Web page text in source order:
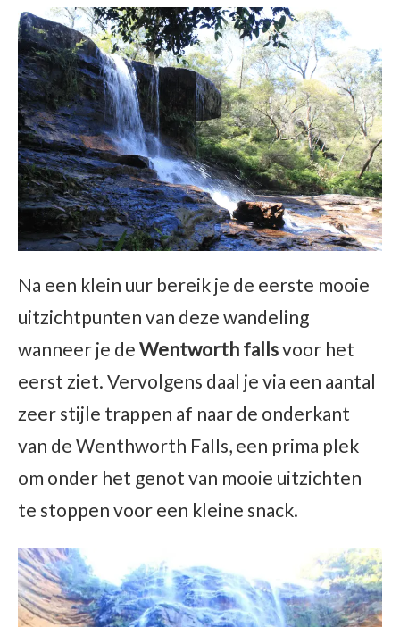
Na een klein uur bereik je de eerste mooie
uitzichtpunten van deze wandeling
wanneer je de Wentworth fallsvoor het
eerst ziet. Vervolgens daal je via een aantal
zeer stijle trappen af naar de onderkant
van de Wenthworth Falls, een prima plek
om onder het genot van mooie uitzichten
te stoppen voor een kleine snack.